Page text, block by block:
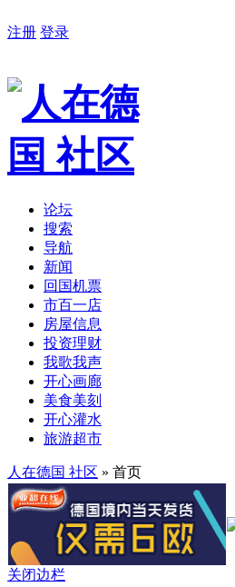
注册 登录
论坛
搜索
导航
新闻
回国机票
市百一店
房屋信息
投资理财
我歌我声
开心画廊
美食美刻
开心灌水
旅游超市
人在德国 社区 » 首页
关闭边栏